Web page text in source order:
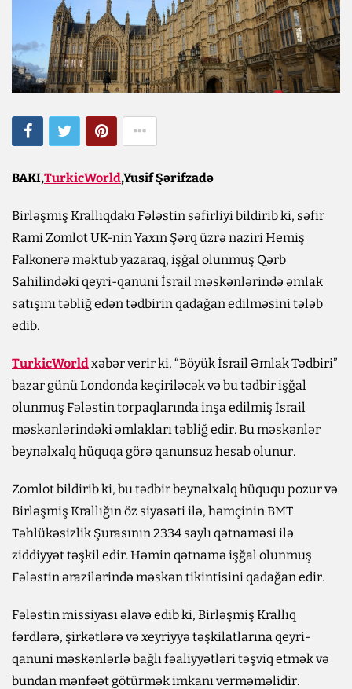
BAKI,TurkicWorld,Yusif Şərifzadə
Birləşmiş Krallıqdakı Fələstin səfirliyi bildirib ki, səfir
Rami Zomlot UK-nin Yaxın Şərq üzrə naziri Hemiş
Falkonerə məktub yazaraq, işğal olunmuş Qərb
Sahilindəki qeyri-qanuni İsrail məskənlərində əmlak
satışını təbliğ edən tədbirin qadağan edilməsini tələb
edib.
TurkicWorldxəbər verir ki, “Böyük İsrail Əmlak Tədbiri”
bazar günü Londonda keçiriləcək və bu tədbir işğal
olunmuş Fələstin torpaqlarında inşa edilmiş İsrail
məskənlərindəki əmlakları təbliğ edir. Bu məskənlər
beynəlxalq hüquqa görə qanunsuz hesab olunur.
Zomlot bildirib ki, bu tədbir beynəlxalq hüququ pozur və
Birləşmiş Krallığın öz siyasəti ilə, həmçinin BMT
Təhlükəsizlik Şurasının 2334 saylı qətnaməsi ilə
ziddiyyət təşkil edir. Həmin qətnamə işğal olunmuş
Fələstin ərazilərində məskən tikintisini qadağan edir.
Fələstin missiyası əlavə edib ki, Birləşmiş Krallıq
fərdlərə, şirkətlərə və xeyriyyə təşkilatlarına qeyri-
qanuni məskənlərlə bağlı fəaliyyətləri təşviq etmək və
bundan mənfəət götürmək imkanı verməməlidir.